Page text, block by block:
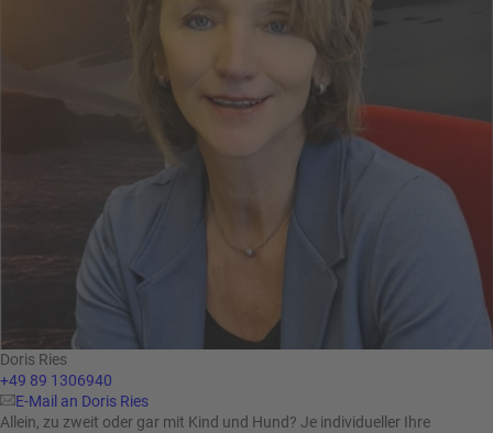
Doris Ries
+49 89 1306940
E-Mail an Doris Ries
Allein, zu zweit oder gar mit Kind und Hund? Je individueller Ihre